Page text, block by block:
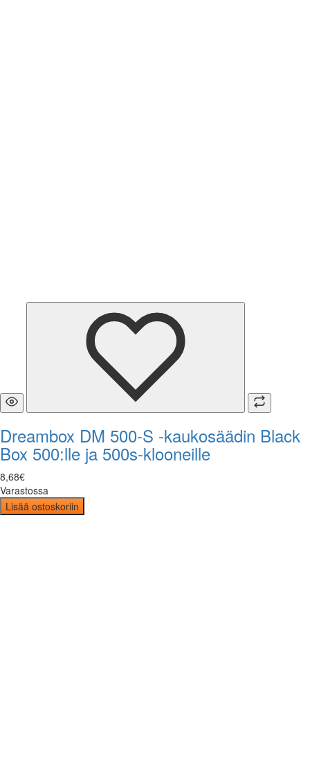
Dreambox DM 500-S -kaukosäädin Black
Box 500:lle ja 500s-klooneille
8,68€
Varastossa
Lisää ostoskoriin